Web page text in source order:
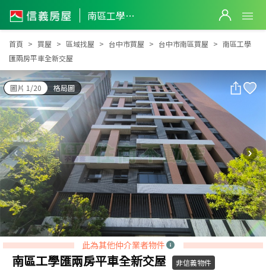
南區工學匯兩房平車全新交屋
南區工學匯兩房平車全新交屋
首頁 買屋 區域找屋 台中市買屋 台中市南區買屋
南區工學
匯兩房平車全新交屋
圖片 1/20 格局圖
此為其他仲介業者物件
南區工學匯兩房平車全新交屋 非信義物件